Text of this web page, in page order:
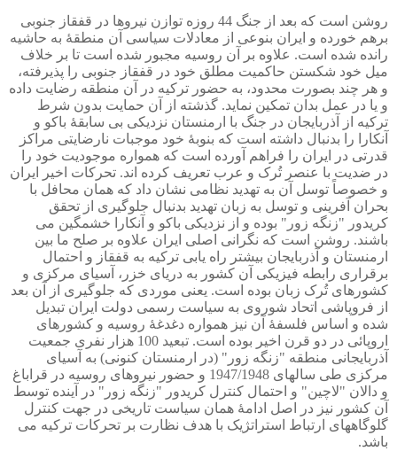
روشن است که بعد از جنگ 44 روزه توازن نیروها در قفقاز جنوبی
برهم خورده و ایران بنوعی از معادلات سیاسی آن منطقۀ به حاشیه
رانده شده است. علاوه بر آن روسیه مجبور شده است تا بر خلاف
میل خود شکستن حاکمیت مطلق خود در قفقاز جنوبی را پذیرفته،
و هر چند بصورت محدود، به حضور ترکیه در آن منطقه رضایت داده
و یا در عمل بدان تمکین نماید. گذشته از آن حمایت بدون شرط
ترکیه از آذربایجان در جنگ با ارمنستان نزدیکی بی سابقۀ باکو و
آنکارا را بدنبال داشته است که بنوبۀ خود موجبات نارضایتی مراکز
قدرتی در ایران را فراهم آورده است که همواره موجودیت خود را
در ضدیت با عنصر تُرک و عرب تعریف کرده اند. تحرکات اخیر ایران
و خصوصاً توسل آن به تهدید نظامی نشان داد که همان محافل با
بحران آفرینی و توسل به زبان تهدید بدنبال جلوگیری از تحقق
کریدور "زنگه زور" بوده و از نزدیکی باکو و آنکارا خشمگین می
باشند. روشن است که نگرانی اصلی ایران علاوه بر صلح ما بین
ارمنستان و آذربایجان بیشتر راه یابی ترکیه به قفقاز و احتمال
برقراری رابطه فیزیکی آن کشور به دریای خزر، آسیای مرکزی و
کشورهای تُرک زبان بوده است. یعنی موردی که جلوگیری از آن بعد
از فروپاشی اتحاد شوروی به سیاست رسمی دولت ایران تبدیل
شده و اساس فلسفۀ آن نیز همواره دغدغۀ روسیه و کشورهای
اروپائی در دو قرن اخیر بوده است. تبعید 100 هزار نفری جمعیت
آذربایجانی منطقه "زنگه زور" (در ارمنستان کنونی) به آسیای
مرکزی طی سالهای 1947/1948 و حضور نیروهای روسیه در قراباغ
و دالان "لاچین" و احتمال کنترل کریدور "زنگه زور" در آینده توسط
آن کشور نیز در اصل ادامۀ همان سیاست تاریخی در جهت کنترل
گلوگاههای ارتباط استراتژیک با هدف نظارت بر تحرکات ترکیه می
باشد.